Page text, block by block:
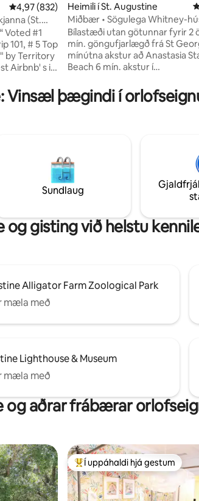
4,97 af 5 í meðaleinkunn, 832 umsagnir
4,97 (832)
(St.
Voted #1
101, # 5 Top
by Territory
Airbnb' s in
og ys
um
Heimili í St. Augustine
Miðbær • Sögulega Whitney-
Lúxusbaðherbergi!
Bílastæði utan götunnar fyrir 2
mín. göngufjarlægð frá St
mínútna akstur að Anastasia
Beach 6 mín. akstur í
Speed Starlink Internet Luxury Retreat in
Historic Downtown. Njóttu
með heillandi götum og
stöðum á staðnum. Hvort sem
leita að ævintýrum eða
þetta afdrep upp á fullkominn
Vinsæl þægindi í
Sundlaug
og gisting við helstu
Alligator Farm Zoological Park
mæla með
Lighthouse & Museum
mæla með
og aðrar frábærar
Í mestu uppáhaldi hjá gestum
Í uppáhaldi hjá gestum